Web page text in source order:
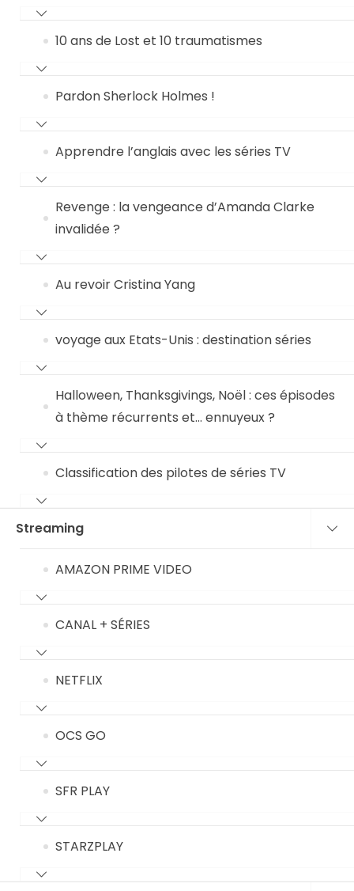
10 ans de Lost et 10 traumatismes
Pardon Sherlock Holmes !
Apprendre l’anglais avec les séries TV
Revenge : la vengeance d’Amanda Clarke
invalidée ?
Au revoir Cristina Yang
voyage aux Etats-Unis : destination séries
Halloween, Thanksgivings, Noël : ces épisodes
à thème récurrents et… ennuyeux ?
Classification des pilotes de séries TV
Streaming
AMAZON PRIME VIDEO
CANAL + SÉRIES
NETFLIX
OCS GO
SFR PLAY
STARZPLAY